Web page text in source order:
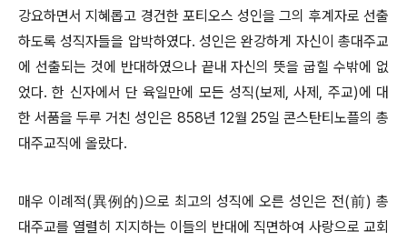
강요하면서 지혜롭고 경건한 포티오스 성인을 그의 후계자로 선출
하도록 성직자들을 압박하였다. 성인은 완강하게 자신이 총대주교
에 선출되는 것에 반대하였으나 끝내 자신의 뜻을 굽힐 수밖에 없
었다. 한 신자에서 단 육일만에 모든 성직(보제, 사제, 주교)에 대
한 서품을 두루 거친 성인은 858년 12월 25일 콘스탄티노플의 총
대주교직에 올랐다.
매우 이례적(異例的)으로 최고의 성직에 오른 성인은 전(前) 총
대주교를 열렬히 지지하는 이들의 반대에 직면하여 사랑으로 교회